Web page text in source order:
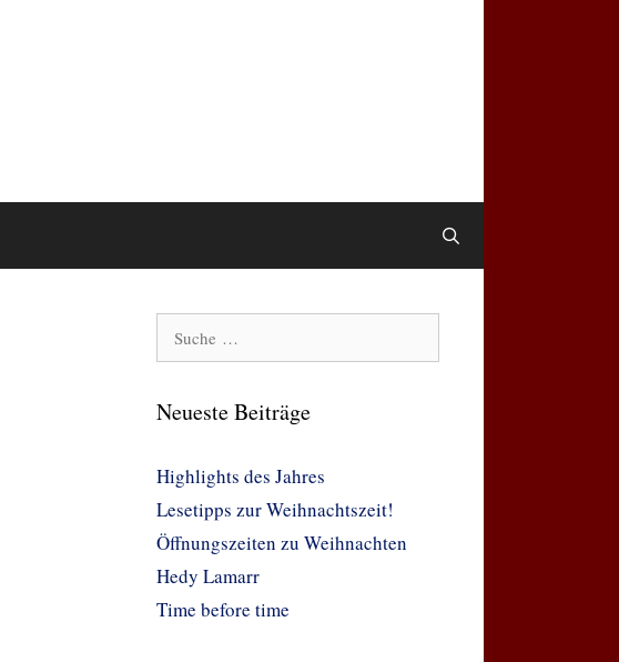
Neueste Beiträge
Highlights des Jahres
Lesetipps zur Weihnachtszeit!
Öffnungszeiten zu Weihnachten
Hedy Lamarr
Time before time